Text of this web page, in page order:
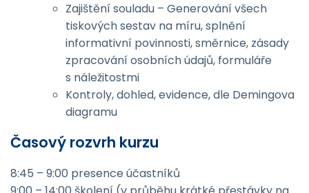
Zajištění souladu – Generování všech
tiskových sestav na míru, splnění
informativní povinnosti, směrnice, zásady
zpracování osobních údajů, formuláře
s náležitostmi
Kontroly, dohled, evidence, dle Demingova
diagramu
Časový rozvrh kurzu
8:45 – 9:00 presence účastníků